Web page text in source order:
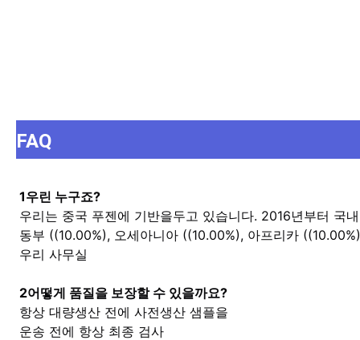
FAQ
1우린 누구죠?
우리는 중국 푸젠에 기반을두고 있습니다. 2016년부터 국
동부 ((10.00%), 오세아니아 ((10.00%), 아프리카
우리 사무실
2어떻게 품질을 보장할 수 있을까요?
항상 대량생산 전에 사전생산 샘플을
운송 전에 항상 최종 검사